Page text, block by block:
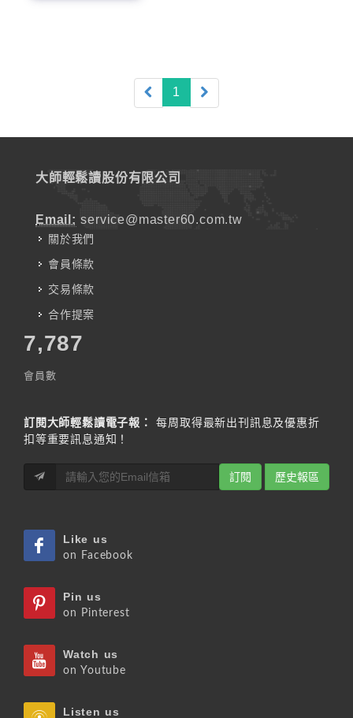
1 (current)
大師輕鬆讀股份有限公司
Email: service@master60.com.tw
關於我們
會員條款
交易條款
合作提案
7,787
會員數
訂閱大師輕鬆讀電子報：
每周取得最新出刊訊息及優惠折
扣等重要訊息通知！
訂閱 歷史報區
Like us
on Facebook
Pin us
on Pinterest
Watch us
on Youtube
Listen us